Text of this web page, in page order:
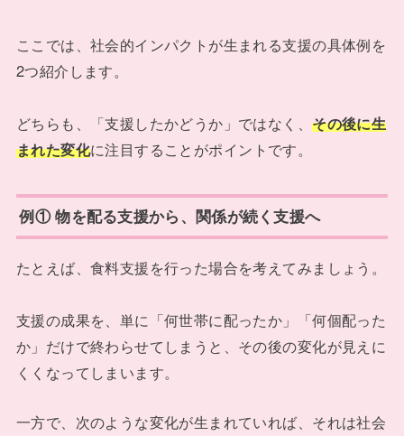
ここでは、社会的インパクトが生まれる支援の具体例を
2つ紹介します。
どちらも、「支援したかどうか」ではなく、その後に生
まれた変化に注目することがポイントです。
例① 物を配る支援から、関係が続く支援へ
たとえば、食料支援を行った場合を考えてみましょう。
支援の成果を、単に「何世帯に配ったか」「何個配った
か」だけで終わらせてしまうと、その後の変化が見えに
くくなってしまいます。
一方で、次のような変化が生まれていれば、それは社会